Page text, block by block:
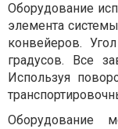
Оборудование
элемента
конвейеров.
градусов. Все
Используя
Оборудование